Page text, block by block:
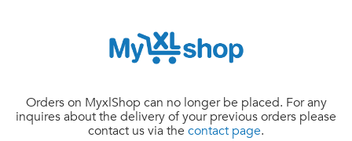
Orders on MyxlShop can no longer be placed. For any
inquires about the delivery of your previous orders please
contact us via the contact page.